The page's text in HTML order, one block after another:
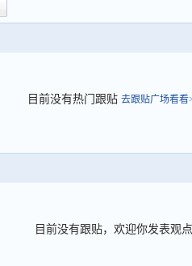
目前没有热门跟贴 去跟贴广场看看
目前没有跟贴，欢迎你发表观点